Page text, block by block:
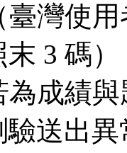
灣使
3 碼）
為成績
送出